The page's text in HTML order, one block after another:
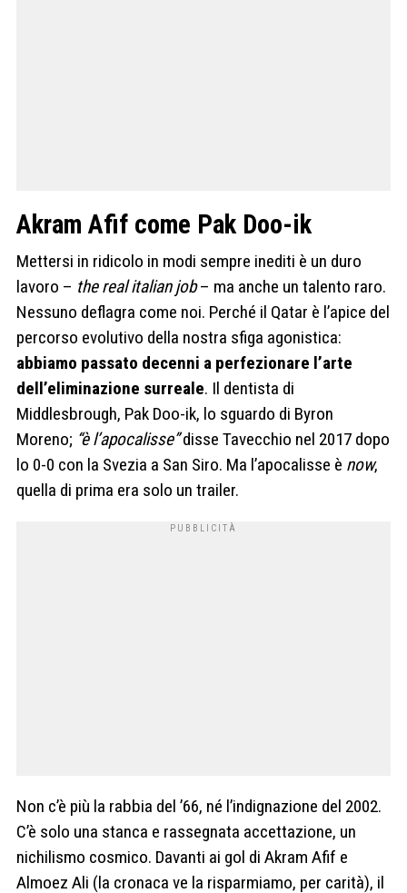
Akram Afif come Pak Doo-ik
Mettersi in ridicolo in modi sempre inediti è un duro
lavoro – the real italian job– ma anche un talento raro.
Nessuno deflagra come noi. Perché il Qatar è l’apice del
percorso evolutivo della nostra sfiga agonistica:
abbiamo passato decenni a perfezionare l’arte
dell’eliminazione surreale. Il dentista di
Middlesbrough, Pak Doo-ik, lo sguardo di Byron
Moreno; “è l’apocalisse”disse Tavecchio nel 2017 dopo
lo 0-0 con la Svezia a San Siro. Ma l’apocalisse è now,
quella di prima era solo un trailer.
Non c’è più la rabbia del ’66, né l’indignazione del 2002.
C’è solo una stanca e rassegnata accettazione, un
nichilismo cosmico. Davanti ai gol di Akram Afif e
Almoez Ali (la cronaca ve la risparmiamo, per carità), il